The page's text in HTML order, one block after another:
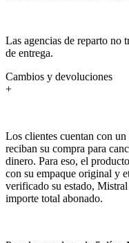
Las agencias de reparto no
de entrega.
Cambios y devoluciones
+
Los clientes cuentan con
reciban su compra para
dinero. Para eso, el
con su empaque original y
verificado su estado,
importe total abonado.